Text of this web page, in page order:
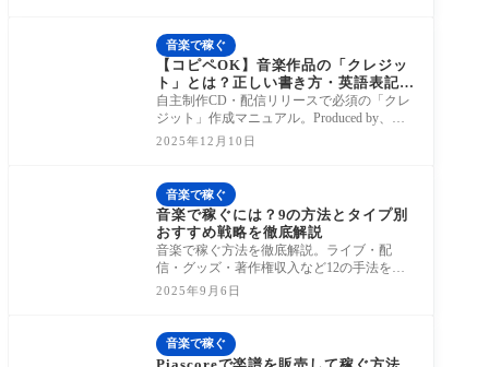
音楽で稼ぐ
【コピペOK】音楽作品の「クレジッ
ト」とは？正しい書き方・英語表記一
覧・テンプレートを紹介
自主制作CD・配信リリースで必須の「クレ
ジット」作成マニュアル。Produced by、Mix
ing Engineerなどの英語表記一覧から、記載
2025年12月10日
音楽で稼ぐ
音楽で稼ぐには？9の方法とタイプ別
おすすめ戦略を徹底解説
音楽で稼ぐ方法を徹底解説。ライブ・配
信・グッズ・著作権収入など12の手法を整
理し、ロックバンドやシンガーソングライ
2025年9月6日
音楽で稼ぐ